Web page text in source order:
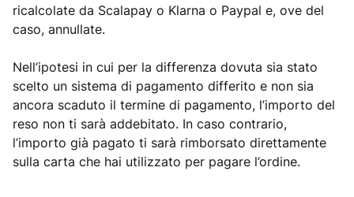
ricalcolate da Scalapay o Klarna o Paypal e, ove del
caso, annullate.
Nell’ipotesi in cui per la differenza dovuta sia stato
scelto un sistema di pagamento differito e non sia
ancora scaduto il termine di pagamento, l’importo del
reso non ti sarà addebitato. In caso contrario,
l’importo già pagato ti sarà rimborsato direttamente
sulla carta che hai utilizzato per pagare l’ordine.